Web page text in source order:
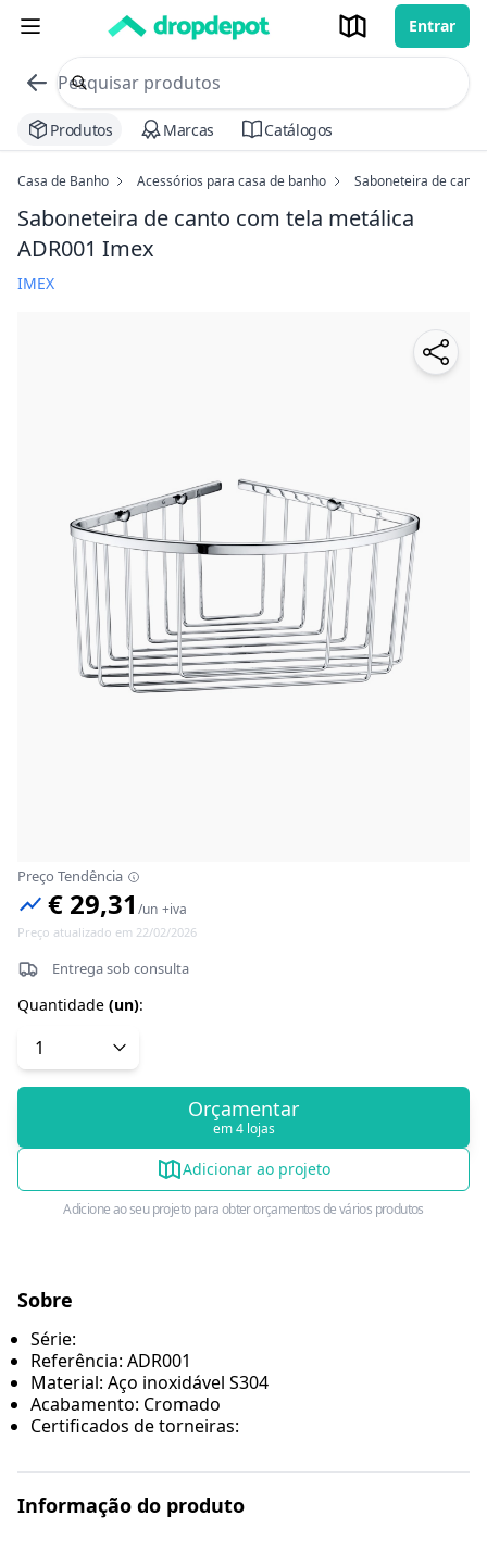
Entrar
commerce search no header
Procurar
Produtos Marcas Catálogos
Casa de Banho Acessórios para casa de banho Saboneteira de
Saboneteira de canto com tela metálica
ADR001 Imex
IMEX
Preço Tendência
€ 29,31 /un +iva
Preço atualizado em 22/02/2026
Entrega sob consulta
Quantidade (un):
Orçamentar
em 4 lojas
Adicionar ao projeto
Adicione ao seu projeto para obter orçamentos de vários produtos
Sobre
Série:
Referência: ADR001
Material: Aço inoxidável S304
Acabamento: Cromado
Certificados de torneiras:
Informação do produto